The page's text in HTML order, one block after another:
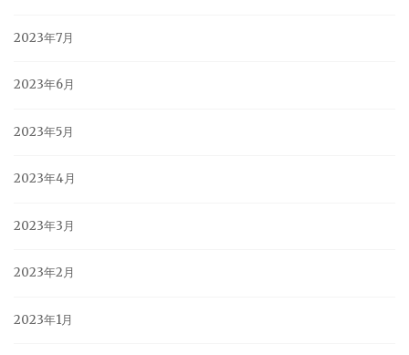
2023年7月
2023年6月
2023年5月
2023年4月
2023年3月
2023年2月
2023年1月